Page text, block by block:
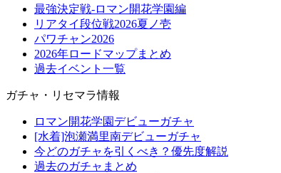
最強決定戦-ロマン開花学園編
リアタイ段位戦2026夏ノ壱
パワチャン2026
2026年ロードマップまとめ
過去イベント一覧
ガチャ・リセマラ情報
ロマン開花学園デビューガチャ
[水着]泡瀬満里南デビューガチャ
今どのガチャを引くべき？優先度解説
過去のガチャまとめ